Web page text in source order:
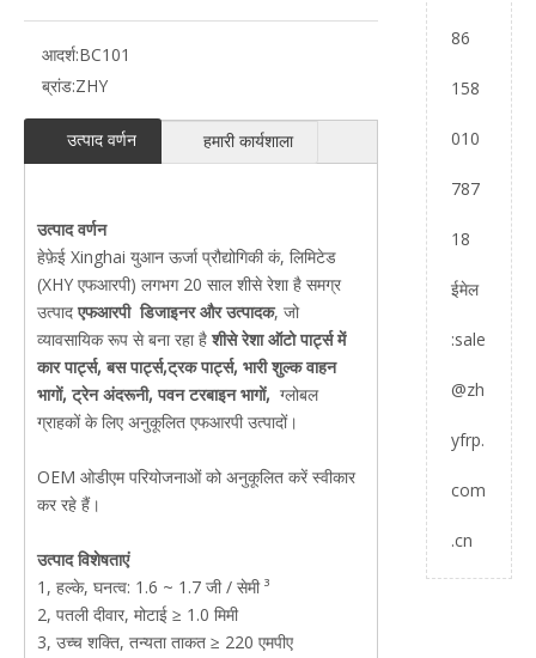
आदर्श:BC101
ब्रांड:ZHY
उत्पाद वर्णन हमारी कार्यशाला
उत्पाद वर्णन
हेफ़ेई Xinghai युआन ऊर्जा प्रौद्योगिकी कं, लिमिटेड
(XHY एफआरपी) लगभग 20 साल शीसे रेशा है समग्र
उत्पादएफआरपी डिजाइनर और उत्पादक, जो
व्यावसायिक रूप से बना रहा हैशीसे रेशा ऑटो पार्ट्स में
कार पार्ट्स, बस पार्ट्स,ट्रक पार्ट्स, भारी शुल्क वाहन
भागों, ट्रेन अंदरूनी, पवन टरबाइन भागों, ग्लोबल
ग्राहकों के लिए अनुकूलित एफआरपी उत्पादों।
OEM ओडीएम परियोजनाओं को अनुकूलित करें स्वीकार
कर रहे हैं।
उत्पाद विशेषताएं
1, हल्के, घनत्व: 1.6 ~ 1.7 जी / सेमी ³
2, पतली दीवार, मोटाई ≥ 1.0 मिमी
3, उच्च शक्ति, तन्यता ताकत ≥ 220 एमपीए
86
158
010
787
18
ईमेल
:sale
@zh
yfrp.
com
.cn